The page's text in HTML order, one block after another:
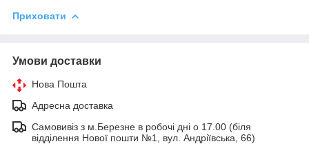
Приховати
Умови доставки
Нова Пошта
Адресна доставка
Самовивіз з м.Березне в робочі дні о 17.00 (біля
відділення Нової пошти №1, вул. Андріївська, 66)